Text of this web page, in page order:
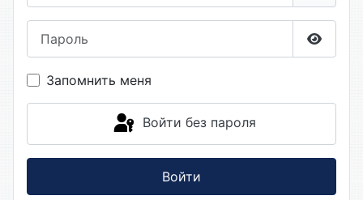
Запомнить меня
Войти без пароля
Войти